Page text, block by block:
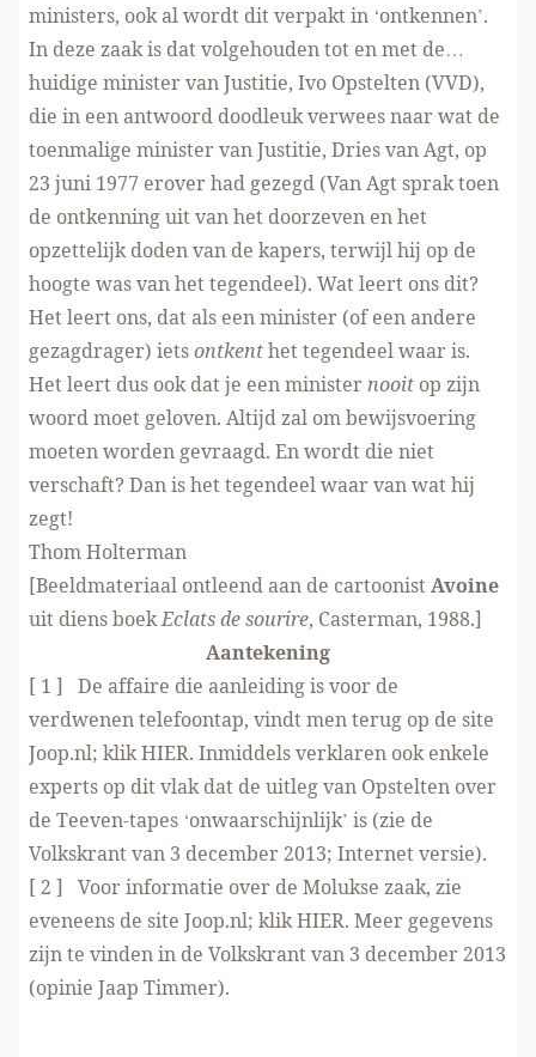
ministers, ook al wordt dit verpakt in ‘ontkennen’.
In deze zaak is dat volgehouden tot en met de…
huidige minister van Justitie, Ivo Opstelten (VVD),
die in een antwoord doodleuk verwees naar wat de
toenmalige minister van Justitie, Dries van Agt, op
23 juni 1977 erover had gezegd (Van Agt sprak toen
de ontkenning uit van het doorzeven en het
opzettelijk doden van de kapers, terwijl hij op de
hoogte was van het tegendeel). Wat leert ons dit?
Het leert ons, dat als een minister (of een andere
gezagdrager) ietsontkenthet tegendeel waar is.
Het leert dus ook dat je een ministernooit op zijn
woord moet geloven. Altijd zal om bewijsvoering
moeten worden gevraagd. En wordt die niet
verschaft? Dan is het tegendeel waar van wat hij
zegt!
Thom Holterman
[Beeldmateriaal ontleend aan de cartoonistAvoine
uit diens boekEclats de sourire, Casterman, 1988.]
Aantekening
[ 1 ] De affaire die aanleiding is voor de
verdwenen telefoontap, vindt men terug op de site
Joop.nl; klikHIER. Inmiddels verklaren ook enkele
experts op dit vlak dat de uitleg van Opstelten over
de Teeven-tapes ‘onwaarschijnlijk’ is (zie de
Volkskrant van 3 december 2013; Internet versie).
[ 2 ] Voor informatie over de Molukse zaak, zie
eveneens de site Joop.nl; klikHIER. Meer gegevens
zijn te vinden in de Volkskrant van 3 december 2013
(opinie Jaap Timmer).